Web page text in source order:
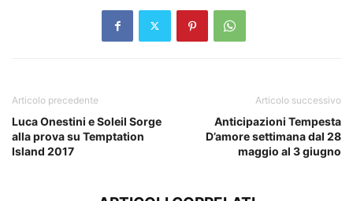
Articolo precedente
Luca Onestini e Soleil Sorge
alla prova su Temptation
Island 2017
Articolo successivo
Anticipazioni Tempesta
D’amore settimana dal 28
maggio al 3 giugno